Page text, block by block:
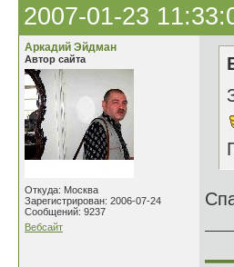
2007-01-23
Аркадий Эйдман
Автор сайта
Откуда: Москва
Зарегистрирован: 2006-07-24
Сообщений: 9237
Вебсайт